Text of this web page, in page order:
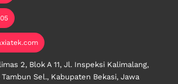
2, Blok A 11, Jl. Inspeksi Kalimalang,
Sel., Kabupaten Bekasi, Jawa